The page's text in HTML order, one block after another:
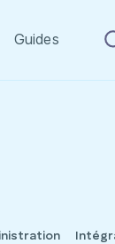
Guides